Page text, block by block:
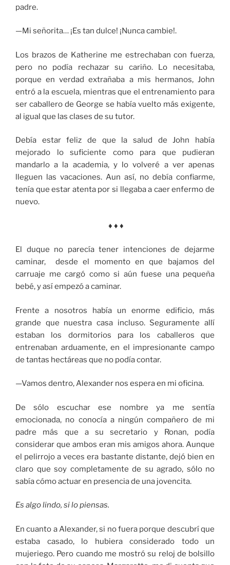
padre.
—Mi señorita… ¡Es tan dulce! ¡Nunca cambie!.
Los brazos de Katherine me estrechaban con fuerza,
pero no podía rechazar su cariño. Lo necesitaba,
porque en verdad extrañaba a mis hermanos, John
entró a la escuela, mientras que el entrenamiento para
ser caballero de George se había vuelto más exigente,
al igual que las clases de su tutor.
Debía estar feliz de que la salud de John había
mejorado lo suficiente como para que pudieran
mandarlo a la academia, y lo volveré a ver apenas
lleguen las vacaciones. Aun así, no debía confiarme,
tenía que estar atenta por si llegaba a caer enfermo de
nuevo.
♦ ♦ ♦
El duque no parecía tener intenciones de dejarme
caminar, desde el momento en que bajamos del
carruaje me cargó como si aún fuese una pequeña
bebé, y así empezó a caminar.
Frente a nosotros había un enorme edificio, más
grande que nuestra casa incluso. Seguramente allí
estaban los dormitorios para los caballeros que
entrenaban arduamente, en el impresionante campo
de tantas hectáreas que no podía contar.
—Vamos dentro, Alexander nos espera en mi oficina.
De sólo escuchar ese nombre ya me sentía
emocionada, no conocía a ningún compañero de mi
padre más que a su secretario y Ronan, podía
considerar que ambos eran mis amigos ahora. Aunque
el pelirrojo a veces era bastante distante, dejó bien en
claro que soy completamente de su agrado, sólo no
sabía cómo actuar en presencia de una jovencita.
Es algo lindo, si lo piensas.
En cuanto a Alexander, si no fuera porque descubrí que
estaba casado, lo hubiera considerado todo un
mujeriego. Pero cuando me mostró su reloj de bolsillo